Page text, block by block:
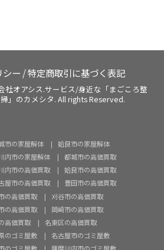
シー /特定商取引に基づく表記
社オアシス.サービス/身近な「まごころ整
」のカメシタ. All rights Reserved.
市の家屋解体
姶良市の家屋解体
内市の家屋解体
都城市の高価買取
内市の高価買取
姶良市の高価買取
屋市の高価買取
豊田市の高価買取
の高価買取
刈谷市の高価買取
の高価買取
岡崎市の高価買取
高価買取
名東区の高価買取
のゴミ屋敷
名古屋市のゴミ屋敷